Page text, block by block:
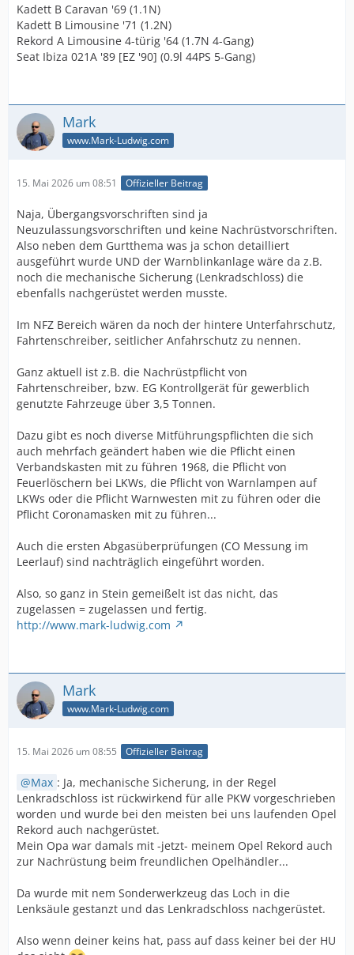
Kadett B Caravan '69 (1.1N)
Kadett B Limousine '71 (1.2N)
Rekord A Limousine 4-türig '64 (1.7N 4-Gang)
Seat Ibiza 021A '89 [EZ '90] (0.9l 44PS 5-Gang)
Mark
www.Mark-Ludwig.com
15. Mai 2026 um 08:51 Offizieller Beitrag
Naja, Übergangsvorschriften sind ja
Neuzulassungsvorschriften und keine Nachrüstvorschriften.
Also neben dem Gurtthema was ja schon detailliert
ausgeführt wurde UND der Warnblinkanlage wäre da z.B.
noch die mechanische Sicherung (Lenkradschloss) die
ebenfalls nachgerüstet werden musste.
Im NFZ Bereich wären da noch der hintere Unterfahrschutz,
Fahrtenschreiber, seitlicher Anfahrschutz zu nennen.
Ganz aktuell ist z.B. die Nachrüstpflicht von
Fahrtenschreiber, bzw. EG Kontrollgerät für gewerblich
genutzte Fahrzeuge über 3,5 Tonnen.
Dazu gibt es noch diverse Mitführungspflichten die sich
auch mehrfach geändert haben wie die Pflicht einen
Verbandskasten mit zu führen 1968, die Pflicht von
Feuerlöschern bei LKWs, die Pflicht von Warnlampen auf
LKWs oder die Pflicht Warnwesten mit zu führen oder die
Pflicht Coronamasken mit zu führen...
Auch die ersten Abgasüberprüfungen (CO Messung im
Leerlauf) sind nachträglich eingeführt worden.
Also, so ganz in Stein gemeißelt ist das nicht, das
zugelassen = zugelassen und fertig.
http://www.mark-ludwig.com
Mark
www.Mark-Ludwig.com
15. Mai 2026 um 08:55 Offizieller Beitrag
Max : Ja, mechanische Sicherung, in der Regel
Lenkradschloss ist rückwirkend für alle PKW vorgeschrieben
worden und wurde bei den meisten bei uns laufenden Opel
Rekord auch nachgerüstet.
Mein Opa war damals mit -jetzt- meinem Opel Rekord auch
zur Nachrüstung beim freundlichen Opelhändler...
Da wurde mit nem Sonderwerkzeug das Loch in die
Lenksäule gestanzt und das Lenkradschloss nachgerüstet.
Also wenn deiner keins hat, pass auf dass keiner bei der HU